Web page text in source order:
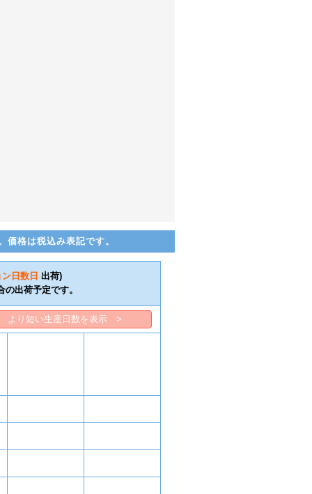
格は税込み表記です。
ン日数 日 出荷)
出荷予定です。
より短い生産日数を表示 >